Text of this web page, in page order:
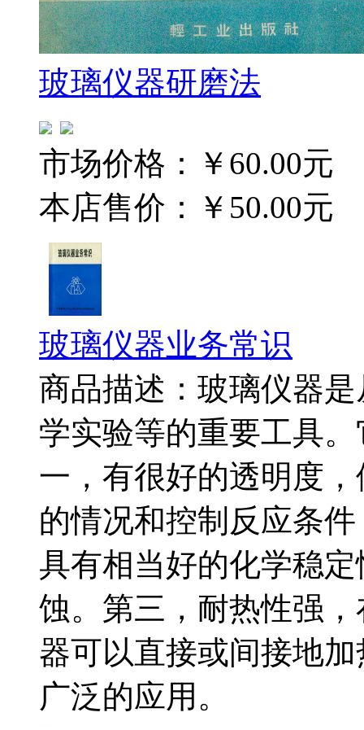
玻璃仪器研磨法
市场价格：
￥60.00元
本店售价：
￥50.00元
玻璃仪器业务常识
商品描述：玻璃仪器
学实验等的重要工具
一，有很好的透明度
的情况和控制反应条
具有相当好的化学稳
蚀。第三，耐热性强
器可以直接或间接地
广泛的应用。